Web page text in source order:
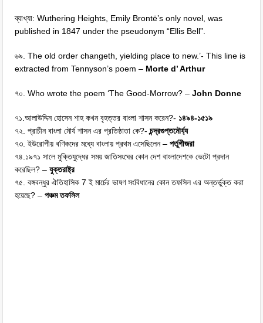
ব্যাখ্যা: Wuthering Heights, Emily Brontë’s only novel, was
published in 1847 under the pseudonym “Ellis Bell”.
৬৯. The old order changeth, yielding place to new.’- This line is
extracted from Tennyson’s poem – Morte d’ Arthur
৭০. Who wrote the poem ‘The Good-Morrow? –John Donne
৭১.আলাউদ্দিন হোসেন শাহ কখন বৃহত্তর বাংলা শাসন করেন?- ১৪৯৪-১৫১৯
৭২. প্রাচীন বাংলা মৌর্য শাসন এর প্রতিষ্ঠাতা কে?-চন্দ্রগুপ্তমৌর্য্য
৭৩. ইউরোপীয় বণিকদের মধ্যে বাংলায় প্রথম এসেছিলেন –পর্তুগীজরা
৭৪.১৯৭১ সালে মুক্তিযুদ্ধের সময় জাতিসংঘের কোন দেশ বাংলাদেশকে ভেটো প্রদান
করেছিল? –যুক্তরাষ্ট্র
৭৫. বঙ্গবন্ধুর ঐতিহাসিক 7 ই মার্চের ভাষণ সংবিধানের কোন তফসিল এর অন্তর্ভুক্ত করা
হয়েছে? –পঞ্চম তফসিল